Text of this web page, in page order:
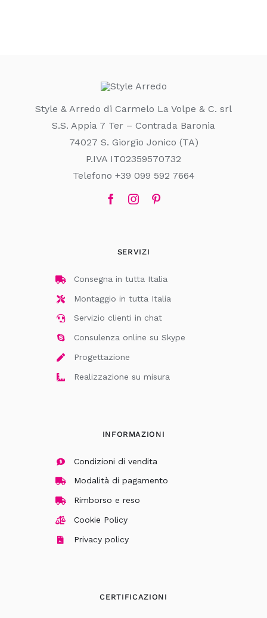
Style & Arredo di Carmelo La Volpe & C. srl
S.S. Appia 7 Ter – Contrada Baronia
74027 S. Giorgio Jonico (TA)
P.IVA IT02359570732
Telefono +39 099 592 7664
SERVIZI
Consegna in tutta Italia
Montaggio in tutta Italia
Servizio clienti in chat
Consulenza online su Skype
Progettazione
Realizzazione su misura
INFORMAZIONI
Condizioni di vendita
Modalità di pagamento
Rimborso e reso
Cookie Policy
Privacy policy
CERTIFICAZIONI